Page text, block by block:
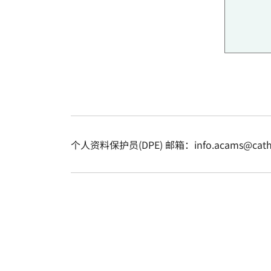
个人资料保护员(DPE) 邮箱：